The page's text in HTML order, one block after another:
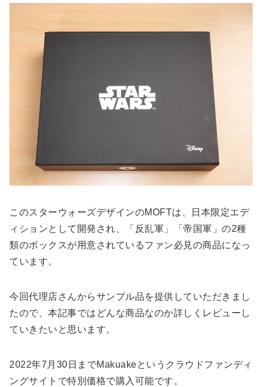
このスターウォーズデザインのMOFTは、日本限定エデ
ィションとして開発され、「反乱軍」「帝国軍」の2種
類のボックスが用意されているファン必見の商品になっ
ています。
今回代理店さんからサンプル品を提供していただきまし
たので、本記事ではどんな商品なのか詳しくレビューし
ていきたいと思います。
2022年7月30日までMakuakeというクラウドファンディ
ングサイトで特別価格で購入可能です。